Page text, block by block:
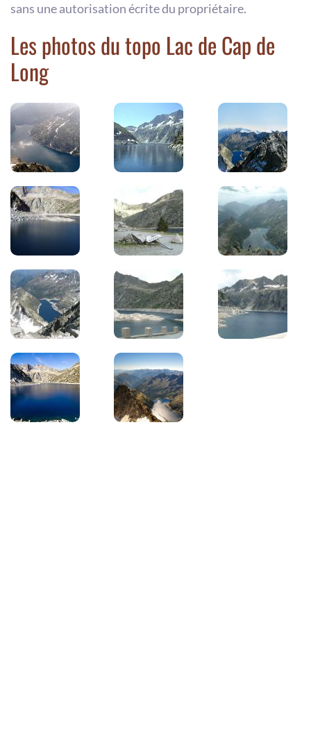
sans une autorisation écrite du propriétaire.
Les photos du topo Lac de Cap de
Long